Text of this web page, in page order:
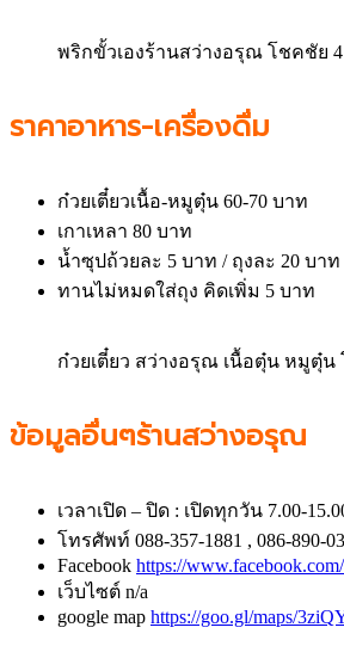
พริกขั้วเองร้านสว่างอรุณ โชคชัย 4
ราคาอาหาร-เครื่องดื่ม
ก๋วยเตี๋ยวเนื้อ-หมูตุ๋น 60-70 บาท
เกาเหลา 80 บาท
น้ำซุปถ้วยละ 5 บาท / ถุงละ 20 บาท
ทานไม่หมดใส่ถุง คิดเพิ่ม 5 บาท
ก๋วยเตี๋ยว สว่างอรุณ เนื้อตุ๋น หมูตุ๋น
ข้อมูลอื่นๆร้านสว่างอรุณ
เวลาเปิด – ปิด : เปิดทุกวัน 7.00-
โทรศัพท์ 088-357-1881 , 086-890-
Facebook https://
เว็บไซต์ n/a
google map https://goo.gl/maps/